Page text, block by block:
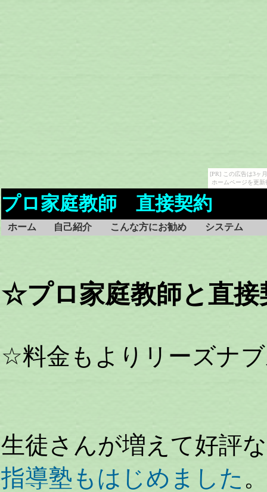
[PR] この広告は3ヶ
ホームページを更
プロ家庭教師 直接契約
ホーム 自己紹介 こんな方にお勧め システム
☆プロ家庭教師と直接
☆料金もよりリーズナ
生徒さんが増えて好評
指導塾もはじめました 。